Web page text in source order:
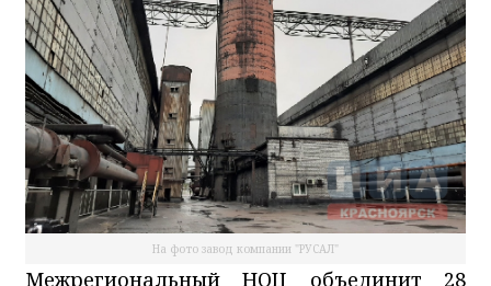
На фото завод компании "РУСАЛ"
Межрегиональный НОЦ объединит 28